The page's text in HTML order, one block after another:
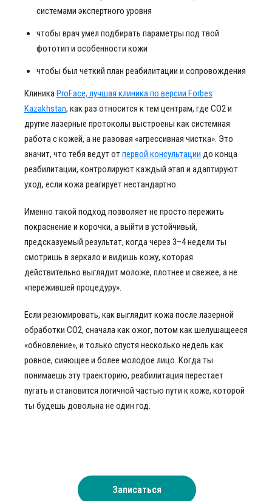
системами экспертного уровня
чтобы врач умел подбирать параметры под твой
фототип и особенности кожи
чтобы был четкий план реабилитации и сопровождения
КлиникаProFace, лучшая клиника по версии Forbes
Kazakhstan, как раз относится к тем центрам, где CO2 и
другие лазерные протоколы выстроены как системная
работа с кожей, а не разовая «агрессивная чистка». Это
значит, что тебя ведут отпервой консультации до конца
реабилитации, контролируют каждый этап и адаптируют
уход, если кожа реагирует нестандартно.
Именно такой подход позволяет не просто пережить
покраснение и корочки, а выйти в устойчивый,
предсказуемый результат, когда через 3–4 недели ты
смотришь в зеркало и видишь кожу, которая
действительно выглядит моложе, плотнее и свежее, а не
«пережившей процедуру».
Если резюмировать, как выглядит кожа после лазерной
обработки CO2, сначала как ожог, потом как шелушащееся
«обновление», и только спустя несколько недель как
ровное, сияющее и более молодое лицо. Когда ты
понимаешь эту траекторию, реабилитация перестает
пугать и становится логичной частью пути к коже, которой
ты будешь довольна не один год.
Записаться